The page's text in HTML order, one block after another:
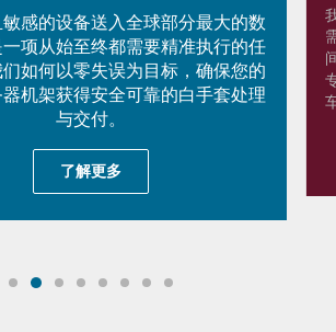
感的设备送入全球部分最大的数
项从始至终都需要精准执行的任
如何以零失误为目标，确保您的
机架获得安全可靠的白手套处理
与交付。
了解更多